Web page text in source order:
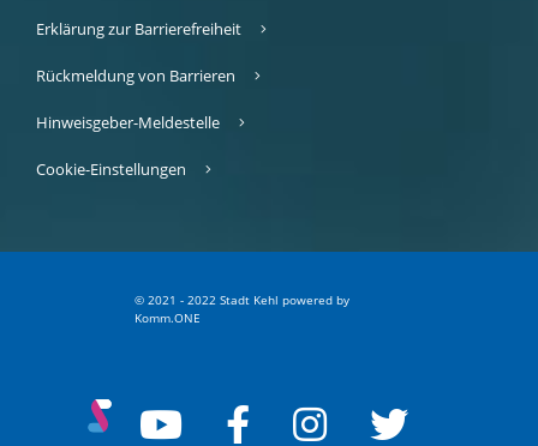
Erklärung zur Barrierefreiheit
Rückmeldung von Barrieren
Hinweisgeber-Meldestelle
Cookie-Einstellungen
© 2021 - 2022 Stadt Kehl powered by
Komm.ONE